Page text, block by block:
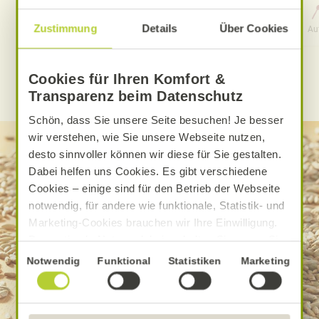
Zustimmung Details Über Cookies
Cookies für Ihren Komfort &
Transparenz beim Datenschutz
Schön, dass Sie unsere Seite besuchen! Je besser
wir verstehen, wie Sie unsere Webseite nutzen,
desto sinnvoller können wir diese für Sie gestalten.
Dabei helfen uns Cookies. Es gibt verschiedene
Cookies – einige sind für den Betrieb der Webseite
notwendig, für andere wie funktionale, Statistik- und
Marketing-Cookies brauchen wir Ihre Einwilligung.
Das optimale Nutzererlebnis erhalten Sie, wenn Sie
„Alle Cookies erlauben“ anklicken. Ihre Einwilligung
umfasst in diesem Fall auch den Einsatz von
Dienstleistern in Drittländern, die kein mit der EU
Einwilligungsauswahl
Notwendig Funktional Statistiken Marketing
0 Std. 15 Min.
Gesamtzeit
WEITERE ALNATURA REZEPTE FINDEN